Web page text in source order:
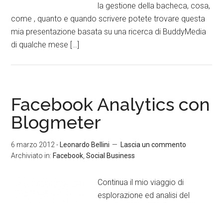
la gestione della bacheca, cosa,
come , quanto e quando scrivere potete trovare questa
mia presentazione basata su una ricerca di BuddyMedia
di qualche mese […]
Facebook Analytics con
Blogmeter
6 marzo 2012 - Leonardo Bellini
Lascia un commento
Archiviato in: Facebook ,Social Business
Continua il mio viaggio di
esplorazione ed analisi del